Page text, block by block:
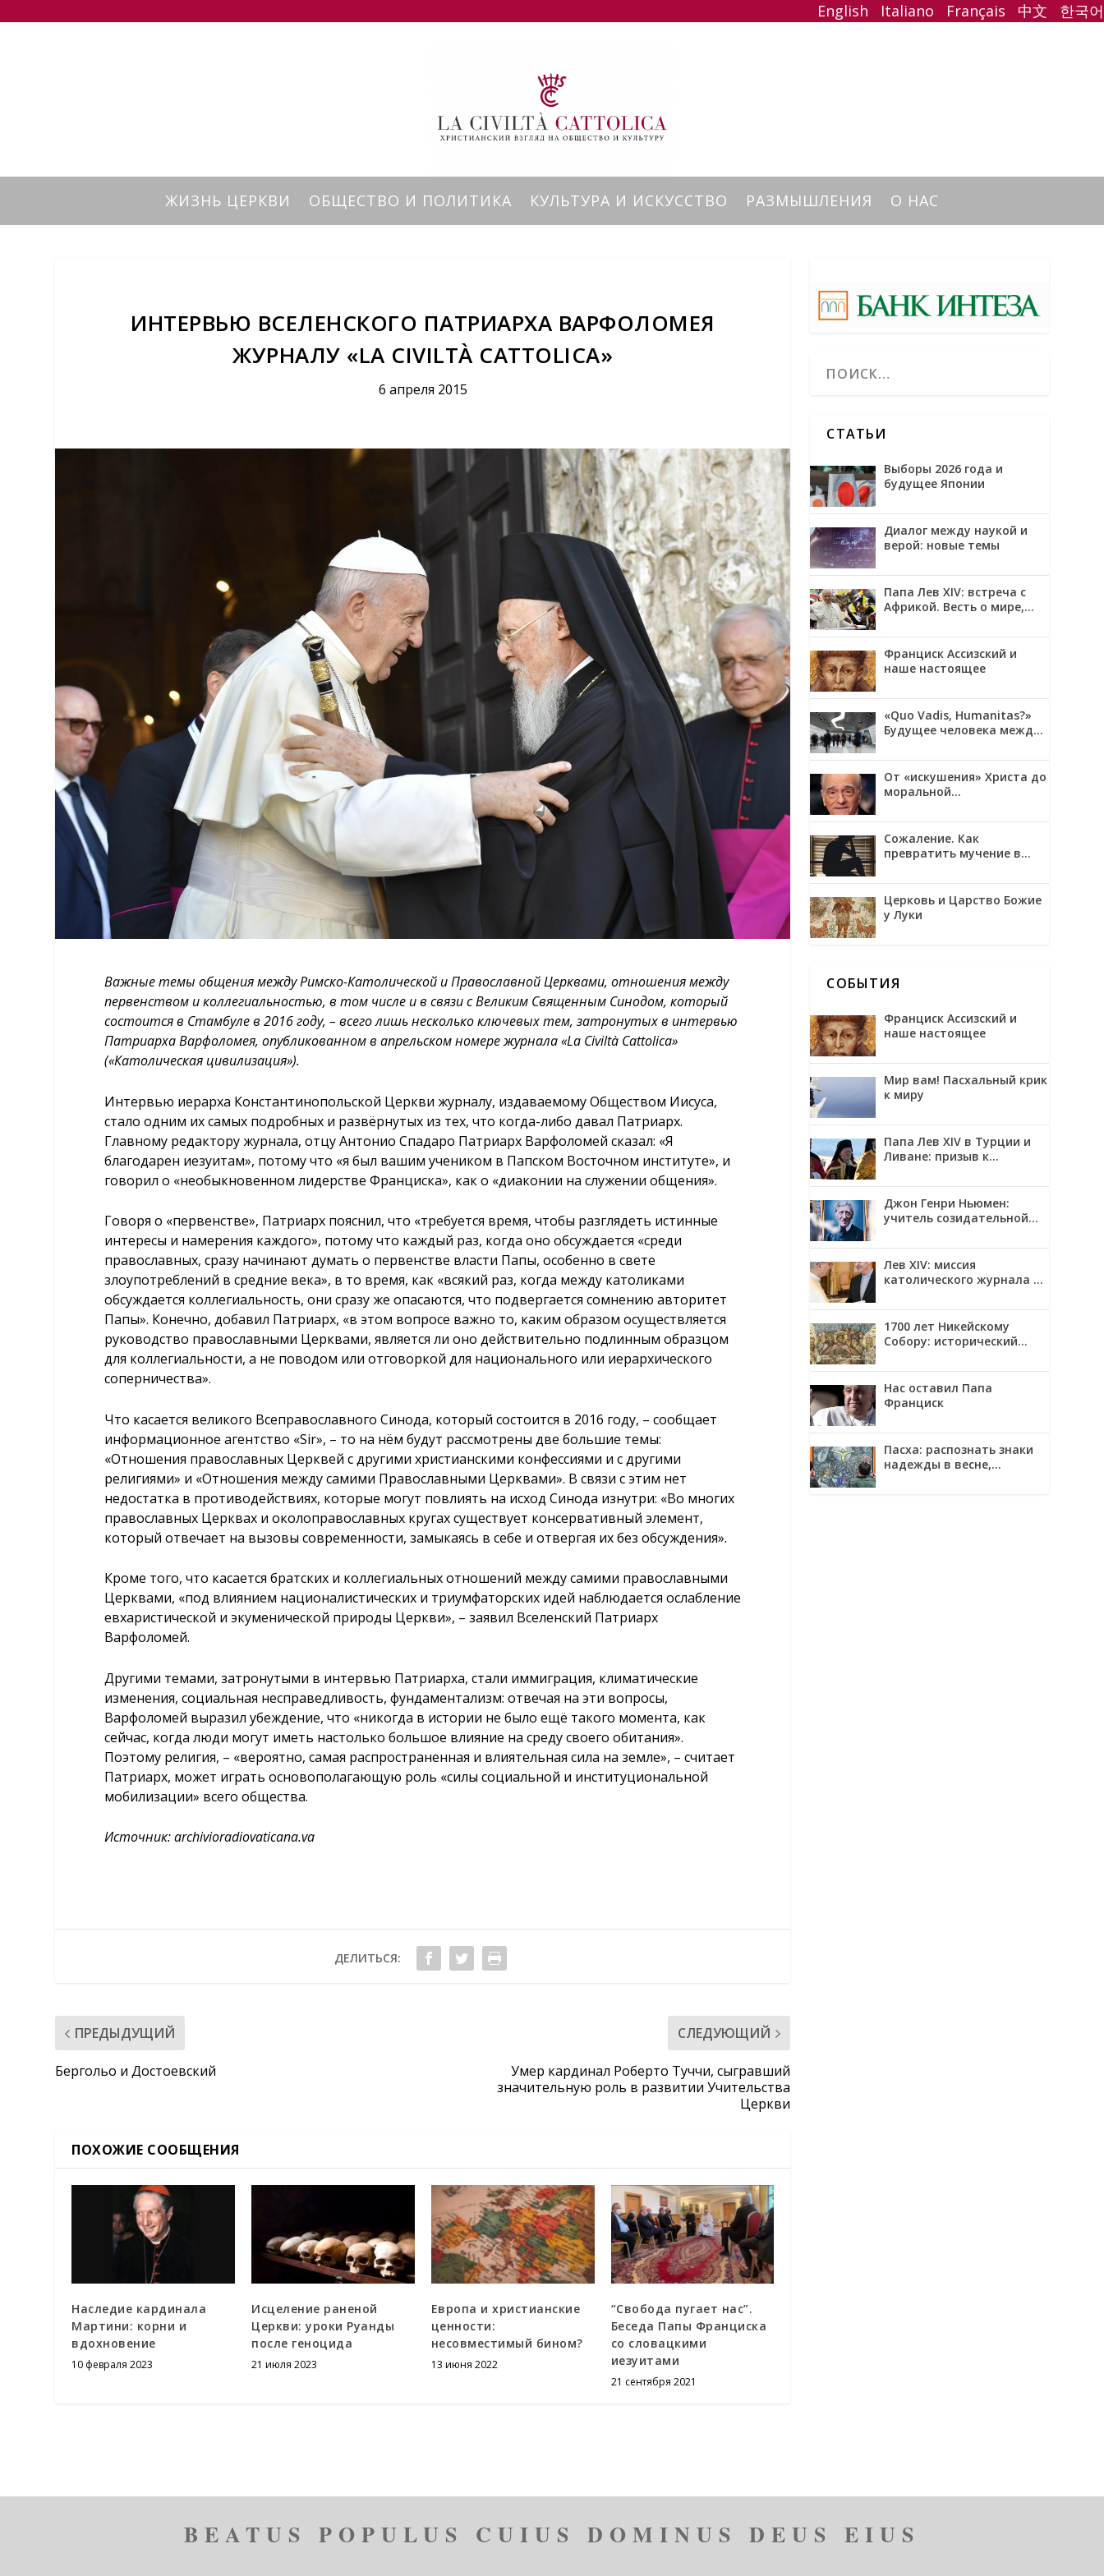
English Italiano Français 中文 한국어
ЖИЗНЬ ЦЕРКВИ ОБЩЕСТВО И ПОЛИТИКА КУЛЬТУРА И ИСКУССТВО РАЗМЫШЛЕНИЯ О НАС
ИНТЕРВЬЮ ВСЕЛЕНСКОГО ПАТРИАРХА ВАРФОЛОМЕЯ
ЖУРНАЛУ «LA CIVILTÀ CATTOLICA»
6 апреля 2015
Важные темы общения между Римско-Католической и Православной Церквами, отношения между
первенством и коллегиальностью, в том числе и в связи с Великим Священным Синодом, который
состоится в Стамбуле в 2016 году, – всего лишь несколько ключевых тем, затронутых в интервью
Патриарха Варфоломея, опубликованном в апрельском номере журнала «La Civiltà Cattolica»
(«Католическая цивилизация»).
Интервью иерарха Константинопольской Церкви журналу, издаваемому Обществом Иисуса,
стало одним их самых подробных и развёрнутых из тех, что когда-либо давал Патриарх.
Главному редактору журнала, отцу Антонио Спадаро Патриарх Варфоломей сказал: «Я
благодарен иезуитам», потому что «я был вашим учеником в Папском Восточном институте», и
говорил о «необыкновенном лидерстве Франциска», как о «диаконии на служении общения».
Говоря о «первенстве», Патриарх пояснил, что «требуется время, чтобы разглядеть истинные
интересы и намерения каждого», потому что каждый раз, когда оно обсуждается «среди
православных, сразу начинают думать о первенстве власти Папы, особенно в свете
злоупотреблений в средние века», в то время, как «всякий раз, когда между католиками
обсуждается коллегиальность, они сразу же опасаются, что подвергается сомнению авторитет
Папы». Конечно, добавил Патриарх, «в этом вопросе важно то, каким образом осуществляется
руководство православными Церквами, является ли оно действительно подлинным образцом
для коллегиальности, а не поводом или отговоркой для национального или иерархического
соперничества».
Что касается великого Всеправославного Синода, который состоится в 2016 году, – сообщает
информационное агентство «Sir», – то на нём будут рассмотрены две большие темы:
«Отношения православных Церквей с другими христианскими конфессиями и с другими
религиями» и «Отношения между самими Православными Церквами». В связи с этим нет
недостатка в противодействиях, которые могут повлиять на исход Синода изнутри: «Во многих
православных Церквах и околоправославных кругах существует консервативный элемент,
который отвечает на вызовы современности, замыкаясь в себе и отвергая их без обсуждения».
Кроме того, что касается братских и коллегиальных отношений между самими православными
Церквами, «под влиянием националистических и триумфаторских идей наблюдается ослабление
евхаристической и экуменической природы Церкви», – заявил Вселенский Патриарх
Варфоломей.
Другими темами, затронутыми в интервью Патриарха, стали иммиграция, климатические
изменения, социальная несправедливость, фундаментализм: отвечая на эти вопросы,
Варфоломей выразил убеждение, что «никогда в истории не было ещё такого момента, как
сейчас, когда люди могут иметь настолько большое влияние на среду своего обитания».
Поэтому религия, – «вероятно, самая распространенная и влиятельная сила на земле», – считает
Патриарх, может играть основополагающую роль «силы социальной и институциональной
мобилизации» всего общества.
Источник:archivioradiovaticana.va
ДЕЛИТЬСЯ:
ПРЕДЫДУЩИЙ
Бергольо и Достоевский
СЛЕДУЮЩИЙ
Умер кардинал Роберто Туччи, сыгравший
значительную роль в развитии Учительства
Церкви
ПОХОЖИЕ СООБЩЕНИЯ
Наследие кардинала
Мартини: корни и
вдохновение
10 февраля 2023
Исцеление раненой
Церкви: уроки Руанды
после геноцида
21 июля 2023
Европа и христианские
ценности:
несовместимый бином?
13 июня 2022
“Свобода пугает нас”.
Беседа Папы Франциска
со словацкими
иезуитами
21 сентября 2021
СТАТЬИ
Выборы 2026 года и
будущее Японии
Диалог между наукой и
верой: новые темы
Папа Лев XIV: встреча с
Африкой. Весть о мире,
Франциск Ассизский и
наше настоящее
«Quo Vadis, Humanitas?»
Будущее человека между
обожением
От «искушения» Христа до
моральной
фильмах Мартина
Скорсезе
Сожаление. Как
превратить мучение в
Церковь и Царство Божие
у Луки
СОБЫТИЯ
Франциск Ассизский и
наше настоящее
Мир вам! Пасхальный крик
к миру
Папа Лев XIV в Турции и
Ливане: призыв к
Джон Генри Ньюмен:
учитель созидательной
Лев XIV: миссия
католического журнала —
Христа
1700 лет Никейскому
Собору: исторический
решения
Нас оставил Папа
Франциск
Пасха: распознать знаки
надежды в весне,
BEATUS POPULUS CUIUS DOMINUS DEUS EIUS